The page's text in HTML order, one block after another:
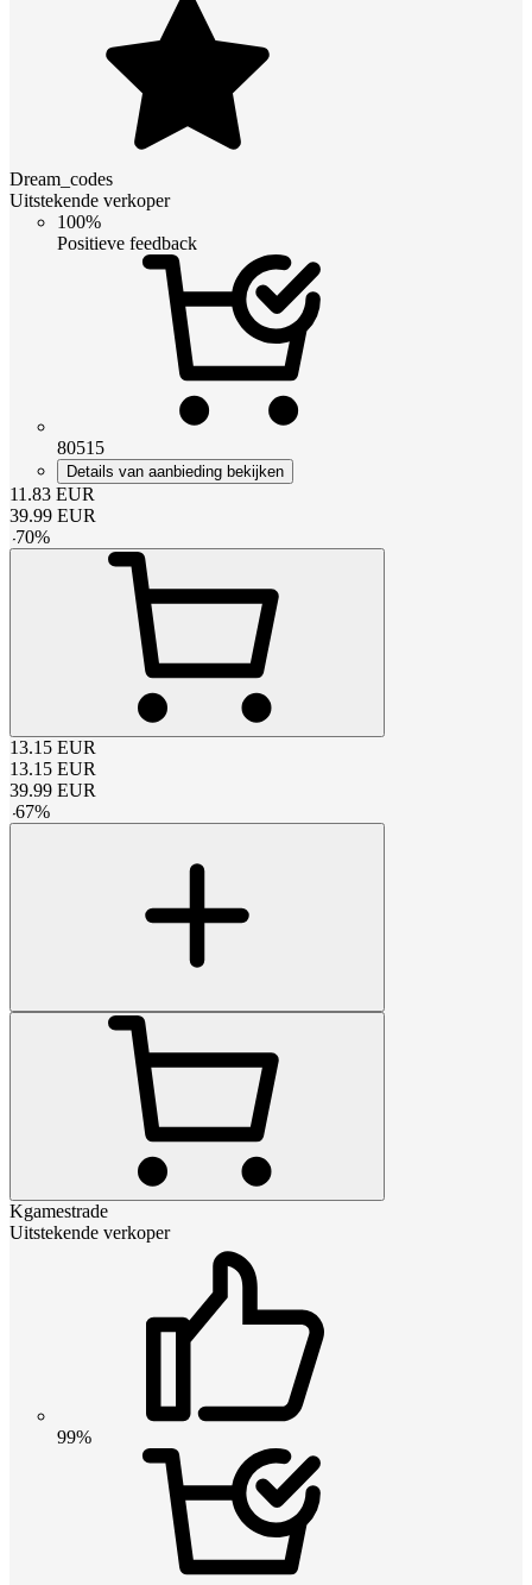
Dream_codes
Uitstekende verkoper
100%
Positieve feedback
80515
Details van aanbieding bekijken
11.83 EUR
39.99 EUR
-70%
13.15 EUR
13.15 EUR
39.99 EUR
-67%
Kgamestrade
Uitstekende verkoper
99%